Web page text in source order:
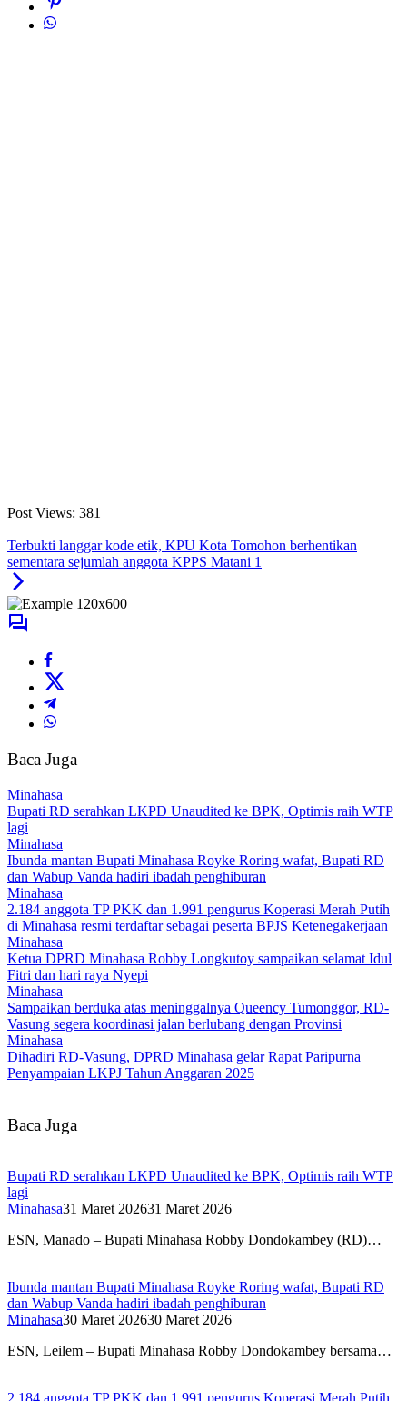
Post Views: 381
Terbukti langgar kode etik, KPU Kota Tomohon berhentikan
sementara sejumlah anggota KPPS Matani 1
Baca Juga
Minahasa
Bupati RD serahkan LKPD Unaudited ke BPK, Optimis raih WTP
lagi
Minahasa
Ibunda mantan Bupati Minahasa Royke Roring wafat, Bupati RD
dan Wabup Vanda hadiri ibadah penghiburan
Minahasa
2.184 anggota TP PKK dan 1.991 pengurus Koperasi Merah Putih
di Minahasa resmi terdaftar sebagai peserta BPJS Ketenegakerjaan
Minahasa
Ketua DPRD Minahasa Robby Longkutoy sampaikan selamat Idul
Fitri dan hari raya Nyepi
Minahasa
Sampaikan berduka atas meninggalnya Queency Tumonggor, RD-
Vasung segera koordinasi jalan berlubang dengan Provinsi
Minahasa
Dihadiri RD-Vasung, DPRD Minahasa gelar Rapat Paripurna
Penyampaian LKPJ Tahun Anggaran 2025
Baca Juga
Bupati RD serahkan LKPD Unaudited ke BPK, Optimis raih WTP
lagi
Minahasa31 Maret 202631 Maret 2026
ESN, Manado – Bupati Minahasa Robby Dondokambey (RD)…
Ibunda mantan Bupati Minahasa Royke Roring wafat, Bupati RD
dan Wabup Vanda hadiri ibadah penghiburan
Minahasa30 Maret 202630 Maret 2026
ESN, Leilem – Bupati Minahasa Robby Dondokambey bersama…